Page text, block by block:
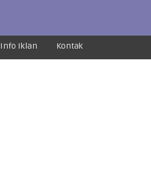
Info Iklan Kontak